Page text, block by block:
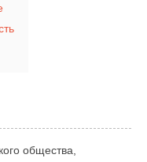
общества,